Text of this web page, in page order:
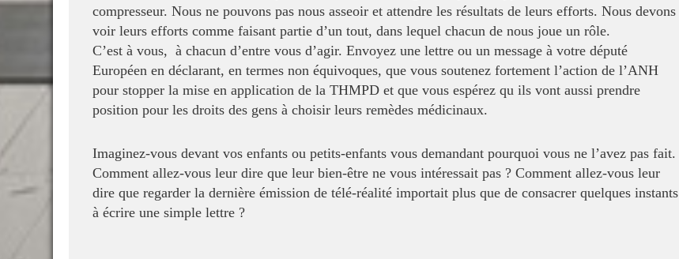
compresseur. Nous ne pouvons pas nous asseoir et attendre les résultats de leurs efforts. Nous devons
voir leurs efforts comme faisant partie d’un tout, dans lequel chacun de nous joue un rôle.
C’est à vous, à chacun d’entre vous d’agir. Envoyez une lettre ou un message à votre député
Européen en déclarant, en termes non équivoques, que vous soutenez fortement l’action de l’ANH
pour stopper la mise en application de la THMPD et que vous espérez qu ils vont aussi prendre
position pour les droits des gens à choisir leurs remèdes médicinaux.
Imaginez-vous devant vos enfants ou petits-enfants vous demandant pourquoi vous ne l’avez pas fait.
Comment allez-vous leur dire que leur bien-être ne vous intéressait pas ? Comment allez-vous leur
dire que regarder la dernière émission de télé-réalité importait plus que de consacrer quelques instants
à écrire une simple lettre ?